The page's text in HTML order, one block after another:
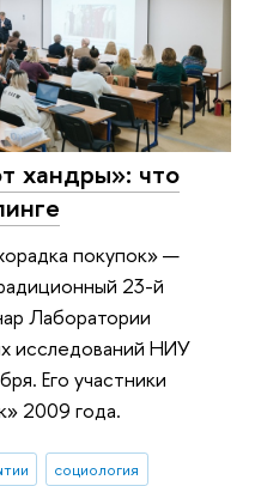
хандры»: что
покупок» —
23-й
Лаборатории
исследований НИУ
Его участники
2009 года.
социология